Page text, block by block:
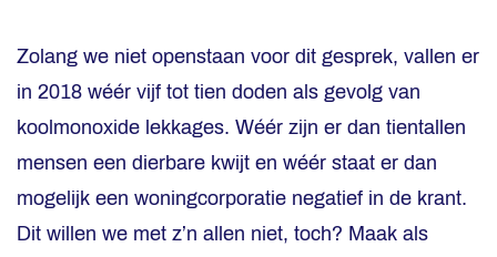
Zolang we niet openstaan voor dit gesprek, vallen er
in 2018 wéér vijf tot tien doden als gevolg van
koolmonoxide lekkages. Wéér zijn er dan tientallen
mensen een dierbare kwijt en wéér staat er dan
mogelijk een woningcorporatie negatief in de krant.
Dit willen we met z’n allen niet, toch? Maak als